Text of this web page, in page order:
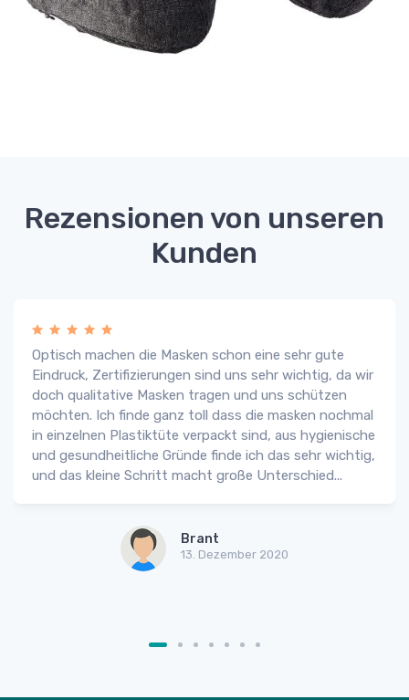
Rezensionen von unseren
Kunden
Optisch machen die Masken schon eine sehr gute
Eindruck, Zertifizierungen sind uns sehr wichtig, da wir
doch qualitative Masken tragen und uns schützen
möchten. Ich finde ganz toll dass die masken nochmal
in einzelnen Plastiktüte verpackt sind, aus hygienische
und gesundheitliche Gründe finde ich das sehr wichtig,
und das kleine Schritt macht große Unterschied...
Brant
13. Dezember 2020